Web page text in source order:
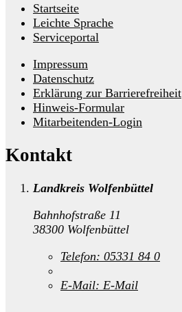
Startseite
Leichte Sprache
Serviceportal
Impressum
Datenschutz
Erklärung zur Barrierefreiheit
Hinweis-Formular
Mitarbeitenden-Login
Kontakt
Landkreis Wolfenbüttel
Bahnhofstraße 11
38300 Wolfenbüttel
Telefon: 05331 84 0
E-Mail: E-Mail